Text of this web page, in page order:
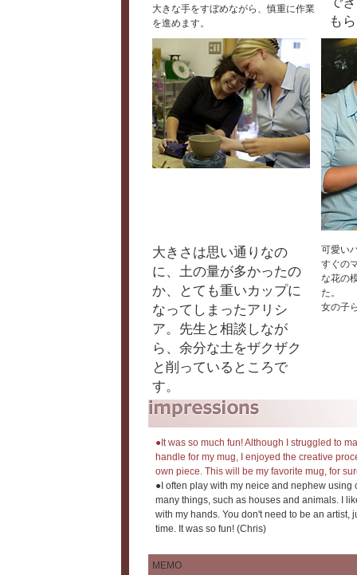
大きな手をすぼめながら、慎重に作業
を進めます。
も
大きさは思い通りなの
に、土の量が多かったの
か、とても重いカップに
なってしまったアリシ
ア。先生と相談しなが
ら、余分な土をザクザク
と削っているところで
す。
可愛い
すぐの
な花の
た。
女の子
●It was so much fun! Although I struggled to
handle for my mug, I enjoyed the creative
own piece. This will be my favorite mug, for
●I often play with my neice and nephew using
many things, such as houses and animals. I
with my hands. You don't need to be an artist,
time. It was so fun! (Chris)
MEMO